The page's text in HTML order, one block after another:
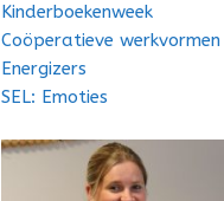
Kinderboekenweek
Coöperatieve werkvormen
Energizers
SEL: Emoties